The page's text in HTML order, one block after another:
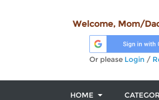
Welcome, Mom/
Or please Login /
HOME